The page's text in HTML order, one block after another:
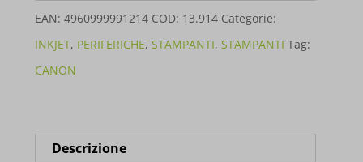
IX6850
8747B006
quantità
EAN:4960999991214 COD: 13.914 Categorie:
INKJET, PERIFERICHE, STAMPANTI, STAMPANTI Tag:
CANON
Descrizione